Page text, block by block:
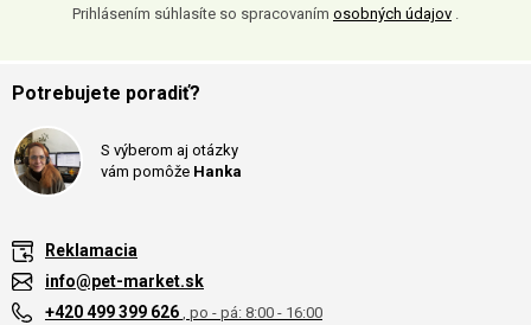
Prihlásením súhlasíte so spracovaním osobných údajov .
Potrebujete poradiť?
S výberom aj otázky
vám pomôže Hanka
Reklamacia
info@pet-market.sk
+420 499 399 626 , po - pá: 8:00 - 16:00